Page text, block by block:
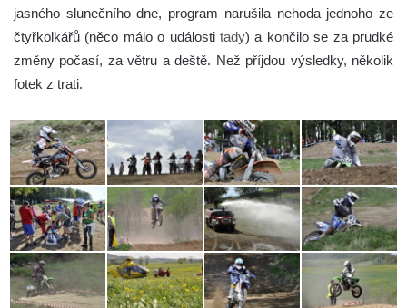
jasného slunečního dne, program narušila nehoda jednoho ze
čtyřkolkářů (něco málo o události tady) a končilo se za prudké
změny počasí, za větru a deště. Než příjdou výsledky, několik
fotek z trati.